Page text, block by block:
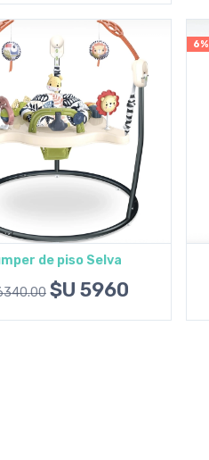
Agregar al carrito
de piso Selva
$U 5960
6%